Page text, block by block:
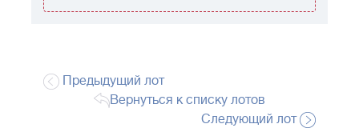
Предыдущий лот
Вернуться к списку лотов
Следующий лот